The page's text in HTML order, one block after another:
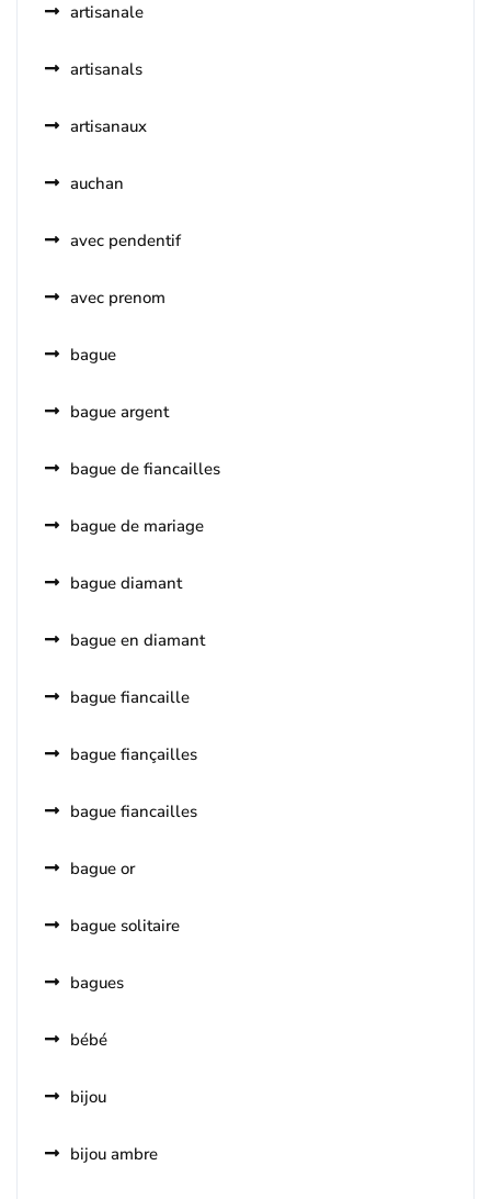
artisanale
artisanals
artisanaux
auchan
avec pendentif
avec prenom
bague
bague argent
bague de fiancailles
bague de mariage
bague diamant
bague en diamant
bague fiancaille
bague fiançailles
bague fiancailles
bague or
bague solitaire
bagues
bébé
bijou
bijou ambre